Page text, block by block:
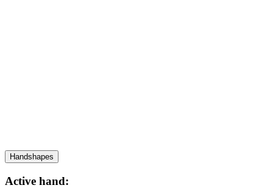
Handshapes
Active hand: